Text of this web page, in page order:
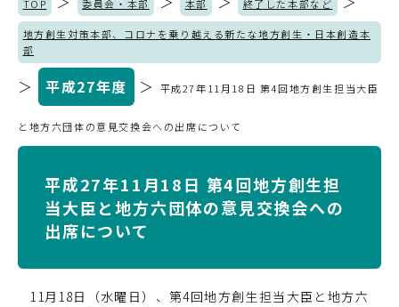
TOP 委員会・本部 本部 終了した本部など
地方創生対策本部、コロナを乗り越える新たな地方創生・日本創造本
部
＞ 平成27年度 ＞ 平成27年11月18日 第4回地方創生担当大臣
と地方六団体の意見交換会への出席について
平成27年11月18日 第4回地方創生担
当大臣と地方六団体の意見交換会への
出席について
11月18日（水曜日）、第4回地方創生担当大臣と地方六